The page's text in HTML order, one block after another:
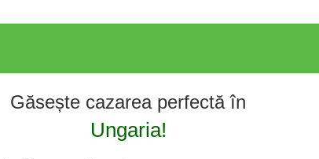
Găsește cazarea perfectă în
Ungaria!